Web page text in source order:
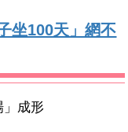
坐100天」網不
」成形